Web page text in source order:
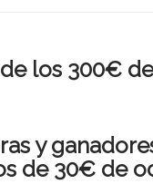
los 300€
y
de 30€ de